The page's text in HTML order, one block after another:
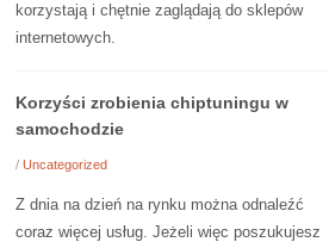
korzystają i chętnie zaglądają do sklepów
internetowych.
Korzyści zrobienia chiptuningu w
samochodzie
/Uncategorized
Z dnia na dzień na rynku można odnaleźć
coraz więcej usług. Jeżeli więc poszukujesz